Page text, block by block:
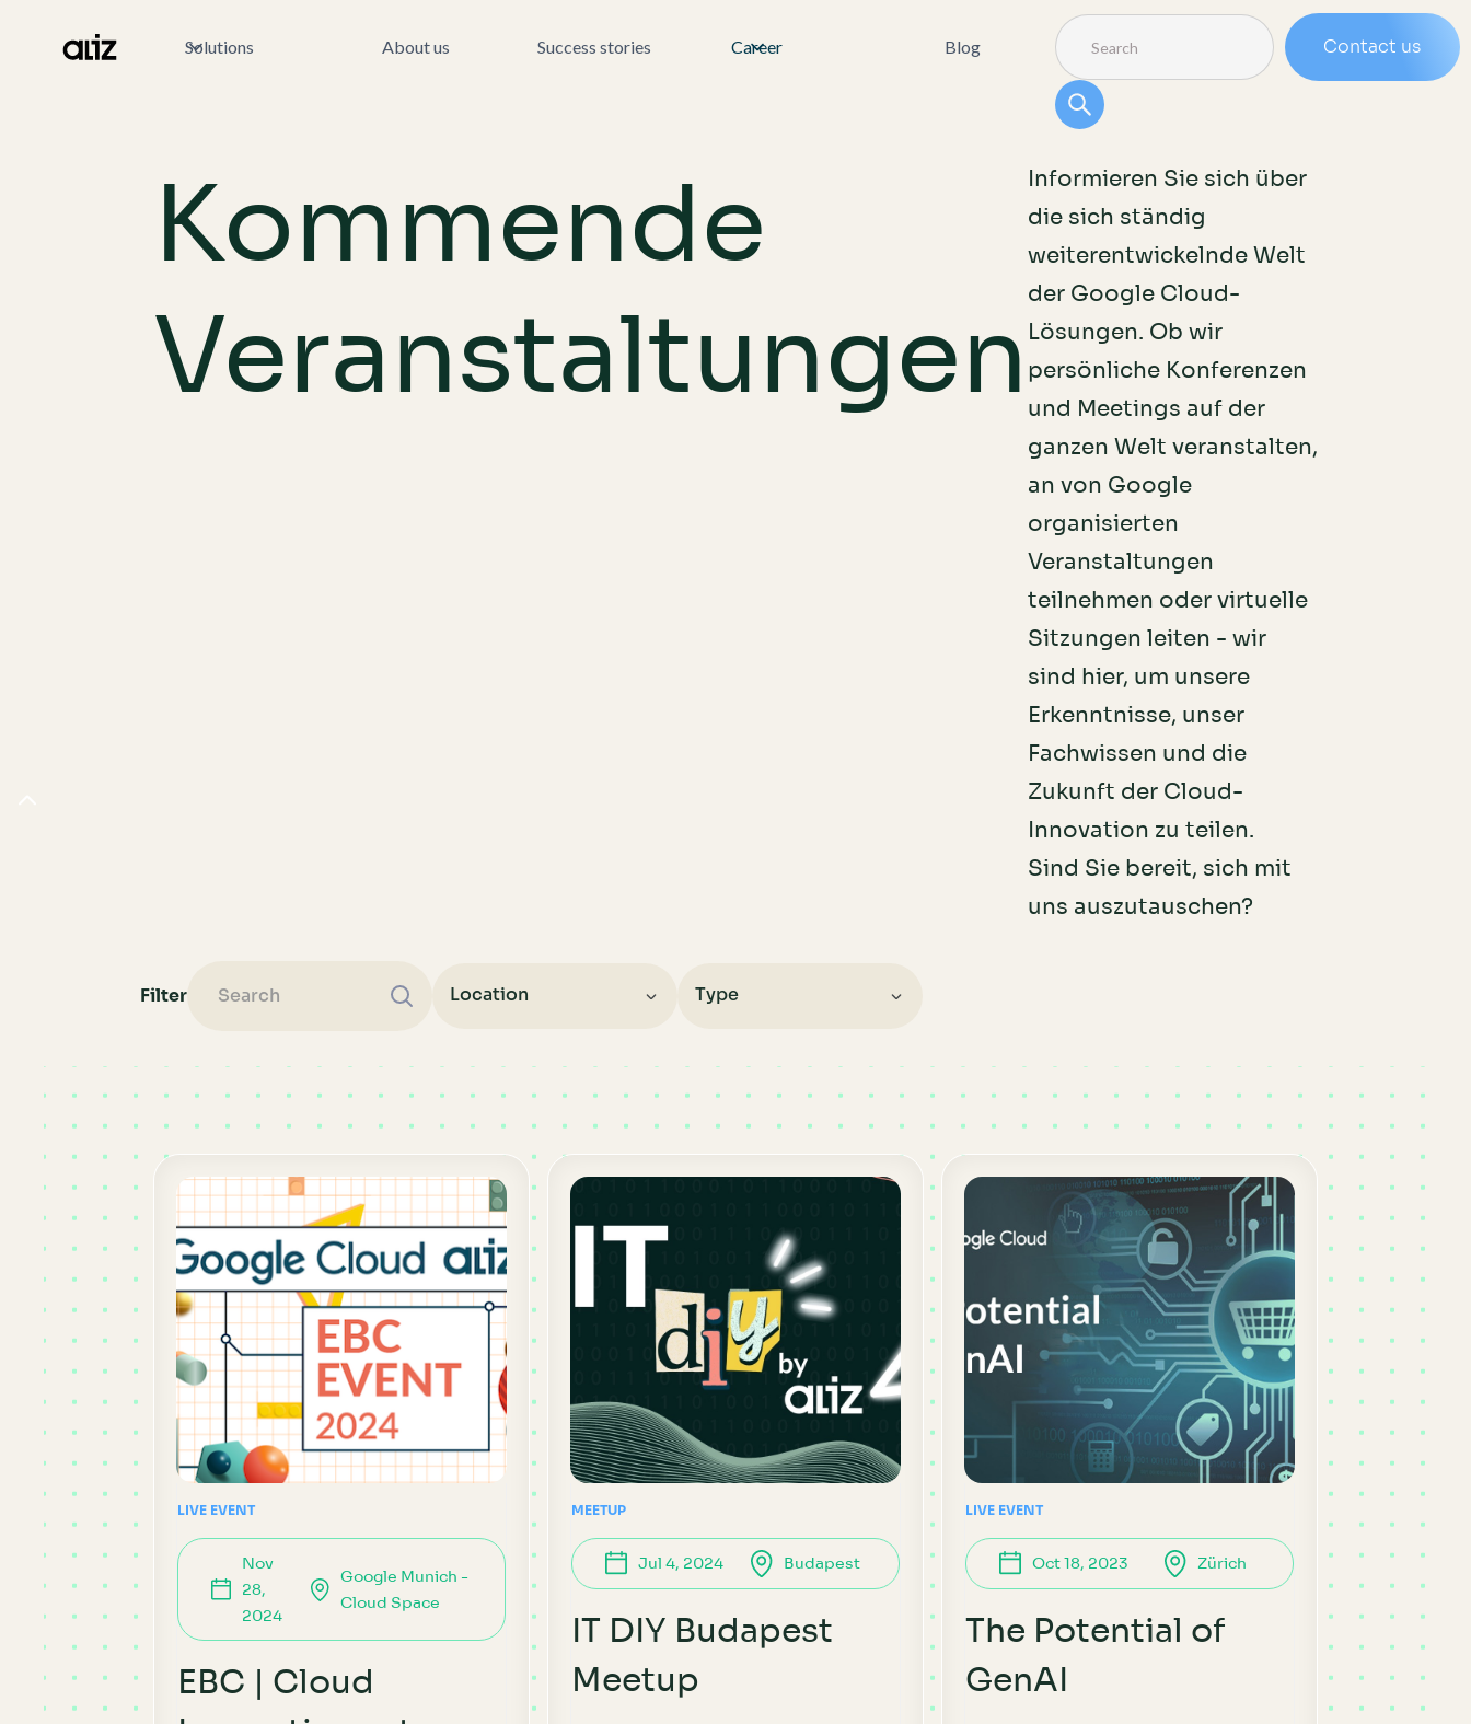
Solutions About us Success stories Career Blog Contact us
Kommende
Veranstaltungen
Informieren Sie sich über
die sich ständig
weiterentwickelnde Welt
der Google Cloud-
Lösungen. Ob wir
persönliche Konferenzen
und Meetings auf der
ganzen Welt veranstalten,
an von Google
organisierten
Veranstaltungen
teilnehmen oder virtuelle
Sitzungen leiten - wir
sind hier, um unsere
Erkenntnisse, unser
Fachwissen und die
Zukunft der Cloud-
Innovation zu teilen.
Sind Sie bereit, sich mit
uns auszutauschen?
Filter Location Type
LIVE EVENT
Nov
28,
2024
Google Munich -
Cloud Space
EBC | Cloud
MEETUP
Jul 4, 2024 Budapest
IT DIY Budapest
Meetup
LIVE EVENT
Oct 18, 2023 Zürich
The Potential of
GenAI